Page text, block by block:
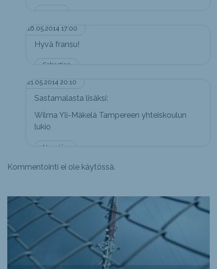
16.05.2014 17:00
Sebastian
Hyvä fransu!
21.05.2014 20:10
Nimetön
Sastamalasta lisäksi:
Wilma Yli-Mäkelä Tampereen yhteiskoulun
lukio
Kommentointi ei ole käytössä.